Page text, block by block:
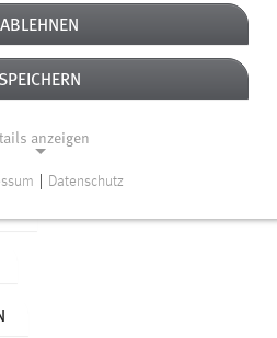
ABLEHNEN
SPEICHERN
anzeigen
die einwandfreie Funktion der
Datenschutz